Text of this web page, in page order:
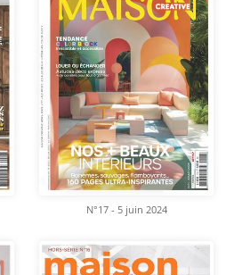
N°17 - 5 juin 2024